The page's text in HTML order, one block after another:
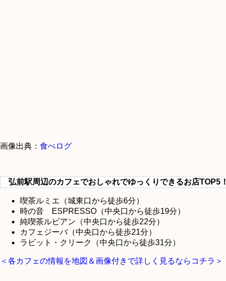
画像出典： 食べログ
弘前駅周辺のカフェでおしゃれでゆっくりできるお店TOP5！
喫茶ルミエ（城東口から徒歩6分）
時の音 ESPRESSO（中央口から徒歩19分）
純喫茶ルビアン（中央口から徒歩22分）
カフェジーバ（中央口から徒歩21分）
ラビット・クリーク（中央口から徒歩31分）
＜各カフェの情報を地図＆画像付きで詳しく見るならコチラ＞